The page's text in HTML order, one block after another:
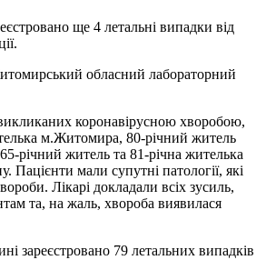
ще 4 летальні випадки від
обласний лабораторний
коронавірусною хворобою,
м.Житомира, 80-річний житель
річний житель та 81-річна жителька
Пацієнти мали супутні патології, які
Лікарі докладали всіх зусиль,
та, на жаль, хвороба виявилася
зареєстровано 79 летальних випадків